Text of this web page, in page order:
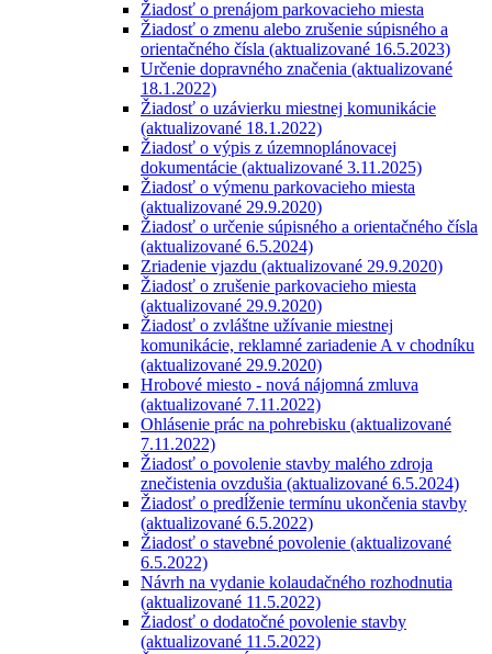
Žiadosť o prenájom parkovacieho miesta
Žiadosť o zmenu alebo zrušenie súpisného a
orientačného čísla (aktualizované 16.5.2023)
Určenie dopravného značenia (aktualizované
18.1.2022)
Žiadosť o uzávierku miestnej komunikácie
(aktualizované 18.1.2022)
Žiadosť o výpis z územnoplánovacej
dokumentácie (aktualizované 3.11.2025)
Žiadosť o výmenu parkovacieho miesta
(aktualizované 29.9.2020)
Žiadosť o určenie súpisného a orientačného čísla
(aktualizované 6.5.2024)
Zriadenie vjazdu (aktualizované 29.9.2020)
Žiadosť o zrušenie parkovacieho miesta
(aktualizované 29.9.2020)
Žiadosť o zvláštne užívanie miestnej
komunikácie, reklamné zariadenie A v chodníku
(aktualizované 29.9.2020)
Hrobové miesto - nová nájomná zmluva
(aktualizované 7.11.2022)
Ohlásenie prác na pohrebisku (aktualizované
7.11.2022)
Žiadosť o povolenie stavby malého zdroja
znečistenia ovzdušia (aktualizované 6.5.2024)
Žiadosť o predĺženie termínu ukončenia stavby
(aktualizované 6.5.2022)
Žiadosť o stavebné povolenie (aktualizované
6.5.2022)
Návrh na vydanie kolaudačného rozhodnutia
(aktualizované 11.5.2022)
Žiadosť o dodatočné povolenie stavby
(aktualizované 11.5.2022)